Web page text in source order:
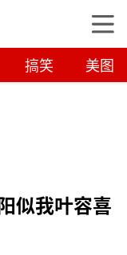
搞笑 美图
似我叶容喜